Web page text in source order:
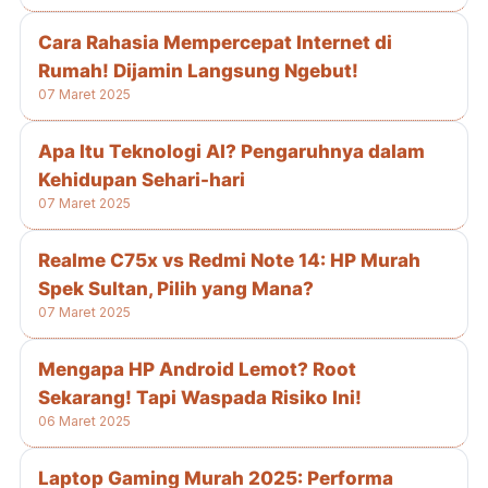
Cara Rahasia Mempercepat Internet di
Rumah! Dijamin Langsung Ngebut!
07 Maret 2025
Apa Itu Teknologi AI? Pengaruhnya dalam
Kehidupan Sehari-hari
07 Maret 2025
Realme C75x vs Redmi Note 14: HP Murah
Spek Sultan, Pilih yang Mana?
07 Maret 2025
Mengapa HP Android Lemot? Root
Sekarang! Tapi Waspada Risiko Ini!
06 Maret 2025
Laptop Gaming Murah 2025: Performa